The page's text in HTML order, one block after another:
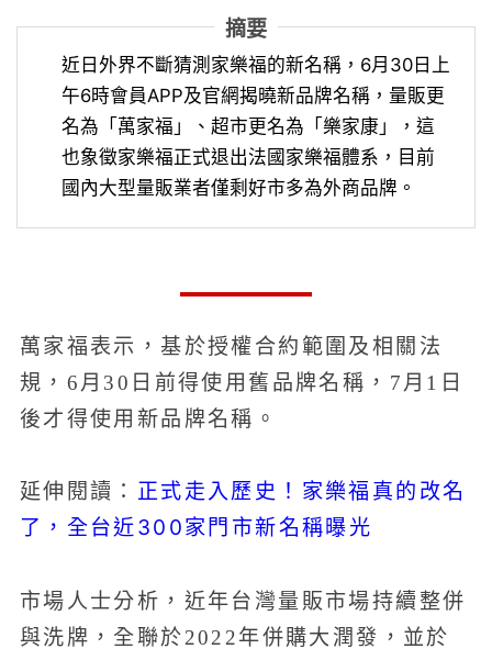
摘要
近日外界不斷猜測家樂福的新名稱，6月30日上
午6時會員APP及官網揭曉新品牌名稱，量販更
名為「萬家福」、超市更名為「樂家康」，這
也象徵家樂福正式退出法國家樂福體系，目前
國內大型量販業者僅剩好市多為外商品牌。
萬家福表示，基於授權合約範圍及相關法
規，6月30日前得使用舊品牌名稱，7月1日
後才得使用新品牌名稱。
延伸閱讀： 正式走入歷史！家樂福真的改名
了，全台近300家門市新名稱曝光
市場人士分析，近年台灣量販市場持續整併
與洗牌，全聯於2022年併購大潤發，並於